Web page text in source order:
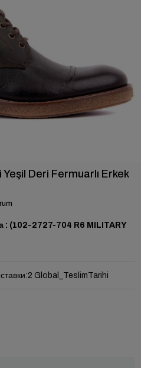
Deri Fermuarlı Erkek
(102-2727-704 R6 MILITARY
:2 Global_TeslimTarihi